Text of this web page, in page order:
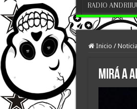
RADIO
Inicio /
Mirá a